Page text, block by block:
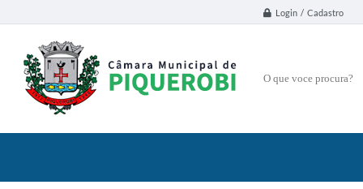
Login / Cadastro
O que voce procura?